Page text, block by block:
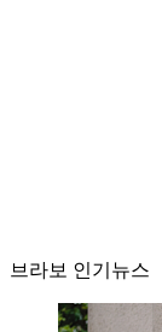
브라보 인기뉴스